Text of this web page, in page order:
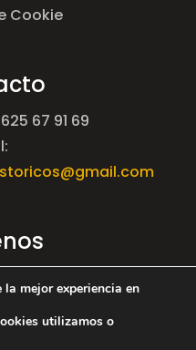
Cookie
67 91 69
mejor experiencia en
utilizamos o